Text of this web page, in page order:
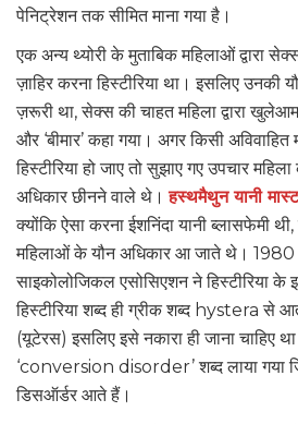
पेनिट्रेशन तक सीमित माना गया है।
एक अन्य थ्योरी के मुताबिक महिलाओं द्वारा
ज़ाहिर करना हिस्टीरिया था। इसलिए उनकी
ज़रूरी था, सेक्स की चाहत महिला द्वारा
और ‘बीमार’ कहा गया। अगर किसी
हिस्टीरिया हो जाए तो सुझाए गए उपचार
अधिकार छीनने वाले थे।हस्थमैथुन यानी
क्योंकि ऐसा करना ईशनिंदा यानी ब्लासफेमी
महिलाओं के यौन अधिकार आ जाते थे। 1980
साइकोलोजिकल एसोसिएशन ने हिस्टीरिया के
हिस्टीरिया शब्द ही ग्रीक शब्द hystera से
(यूटेरस) इसलिए इसे नकारा ही जाना चाहिए
‘conversion disorder’ शब्द लाया गया
डिसऑर्डर आते हैं।